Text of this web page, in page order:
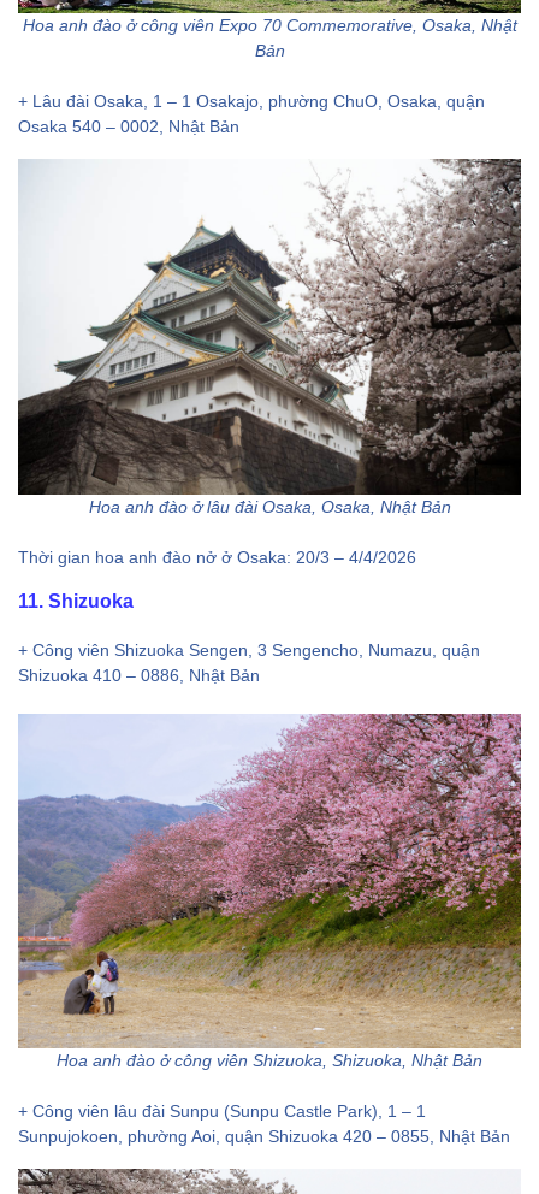
Hoa anh đào ở công viên Expo 70 Commemorative, Osaka, Nhật
Bản
+ Lâu đài Osaka, 1 – 1 Osakajo, phường ChuO, Osaka, quận
Osaka 540 – 0002, Nhật Bản
Hoa anh đào ở lâu đài Osaka, Osaka, Nhật Bản
Thời gian hoa anh đào nở ở Osaka: 20/3 – 4/4/2026
11. Shizuoka
+ Công viên Shizuoka Sengen, 3 Sengencho, Numazu, quận
Shizuoka 410 – 0886, Nhật Bản
Hoa anh đào ở công viên Shizuoka, Shizuoka, Nhật Bản
+ Công viên lâu đài Sunpu (Sunpu Castle Park), 1 – 1
Sunpujokoen, phường Aoi, quận Shizuoka 420 – 0855, Nhật Bản